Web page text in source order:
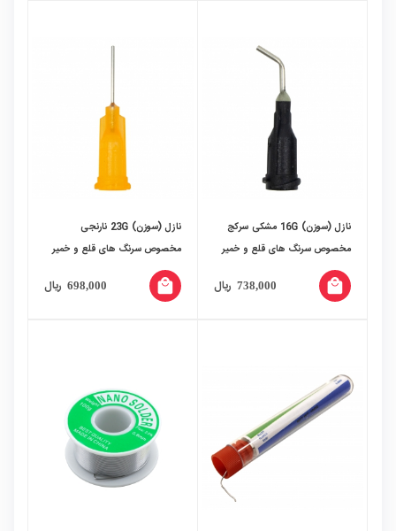
نازل (سوزن) 16G مشکی سرکج
مخصوص سرنگ های قلع و خمیر
فلاکس
738,000 ریال local_mall
نازل (سوزن) 23G نارنجی
مخصوص سرنگ های قلع و خمیر
فلاکس
698,000 ریال local_mall